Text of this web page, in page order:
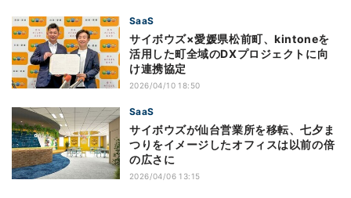
SaaS
サイボウズ×愛媛県松前町、kintoneを
活用した町全域のDXプロジェクトに向
け連携協定
2026/04/10 18:50
SaaS
サイボウズが仙台営業所を移転、七夕ま
つりをイメージしたオフィスは以前の倍
の広さに
2026/04/06 13:15